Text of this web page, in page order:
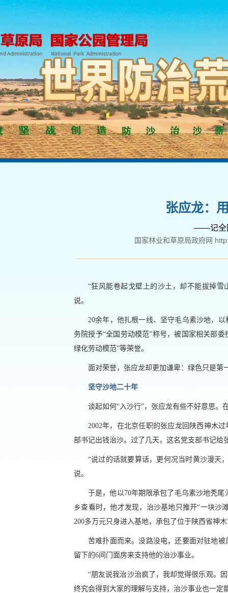
张应龙：
——记全
国家林业和草原局政府网
“狂风能卷起戈壁上的沙土，却不能拔掉
说。
20余年，他扎根一线、坚守毛乌素沙地，
务院授予“全国劳动模范”称号，被国家相关部
绿化劳动模范”等荣誉。
面对荣誉，张应龙却更加谦卑：绿色只是
坚守沙地二十年
谈起如何“入沙行”，张应龙有些不好意思。
2002年，在北京任职的张应龙回陕西神木
部书记出钱治沙。过了几天，这名党支部书记给
“说过的话就要算话，更何况当时黄沙漫天
说。
于是，他以70年期限承包了毛乌素沙地秃
乡查看时，他才发现，治沙基地只推开“一块沙
200多万元只身进入基地，承包了位于陕西省神
苦难扑面而来。没路没电，还要面对驻地
留下的6间门面房来支持他的治沙事业。
“朋友说我治沙治疯了，我却觉得很乐观。
终究会得到大家的理解与支持，治沙事业也一定